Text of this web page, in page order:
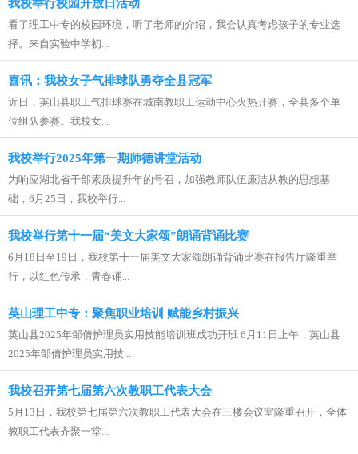
我校举行校园开放日活动
看了理工中专的校园环境，听了老师的介绍，我会认真考虑孩子的专业选
择。来自实验中学初...
喜讯：我校女子气排球队勇夺全县冠军
近日，英山县职工气排球赛在城南教职工运动中心火热开赛，全县多个单
位组队参赛。我校女...
我校举行2025年第一期师德讲堂活动
为响应湖北省干部素质提升年的号召，加强教师队伍廉洁从教的思想基
础，6月25日，我校举行...
我校举行第十一届“美文大家颂”朗诵背诵比赛
6月18日至19日，我校第十一届美文大家颂朗诵背诵比赛在报告厅隆重举
行，以红色传承，青春诵...
英山理工中专：聚焦职业培训 赋能乡村振兴
英山县2025年邹倩护理员实用技能培训班成功开班 6月11日上午，英山县
2025年邹倩护理员实用技...
我校召开第七届第六次教职工代表大会
5月13日，我校第七届第六次教职工代表大会在三楼会议室隆重召开，全体
教职工代表齐聚一堂...